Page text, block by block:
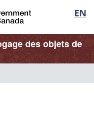
de
la
EN
des objets de